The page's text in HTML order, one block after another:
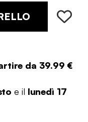
da 39.99 €
e il lunedì 17